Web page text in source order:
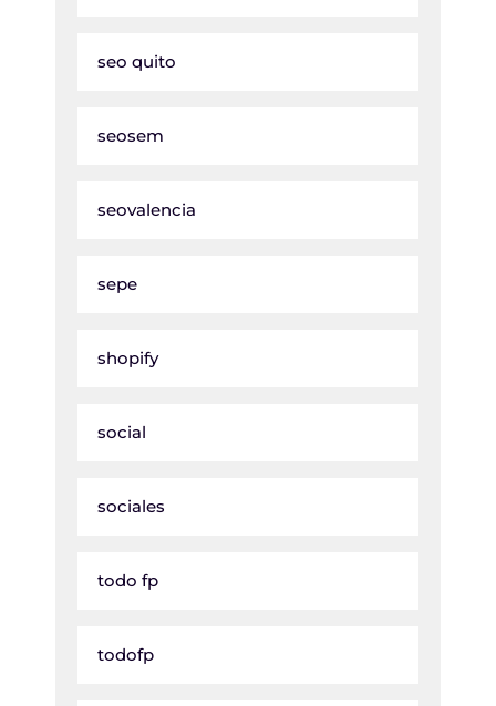
seo quito
seosem
seovalencia
sepe
shopify
social
sociales
todo fp
todofp